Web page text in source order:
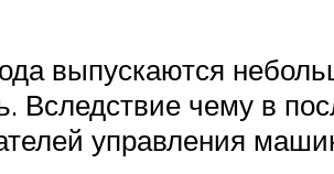
выпускаются
Вследствие чему в
управления